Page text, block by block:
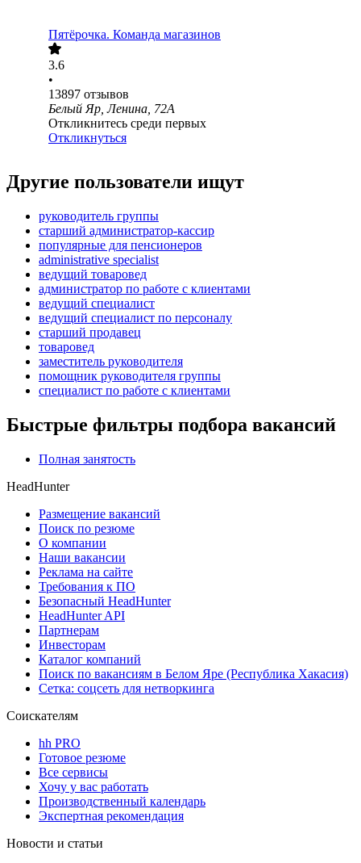
Пятёрочка. Команда магазинов
3.6
•
13897 отзывов
Белый Яр, Ленина, 72А
Откликнитесь среди первых
Откликнуться
Другие пользователи ищут
руководитель группы
старший администратор-кассир
популярные для пенсионеров
administrative specialist
ведущий товаровед
администратор по работе с клиентами
ведущий специалист
ведущий специалист по персоналу
старший продавец
товаровед
заместитель руководителя
помощник руководителя группы
специалист по работе с клиентами
Быстрые фильтры подбора вакансий
Полная занятость
HeadHunter
Размещение вакансий
Поиск по резюме
О компании
Наши вакансии
Реклама на сайте
Требования к ПО
Безопасный HeadHunter
HeadHunter API
Партнерам
Инвесторам
Каталог компаний
Поиск по вакансиям в Белом Яре (Республика Хакасия)
Сетка: соцсеть для нетворкинга
Соискателям
hh PRO
Готовое резюме
Все сервисы
Хочу у вас работать
Производственный календарь
Экспертная рекомендация
Новости и статьи